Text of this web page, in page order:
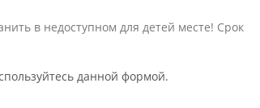
в недоступном для детей месте! Срок
данной формой.